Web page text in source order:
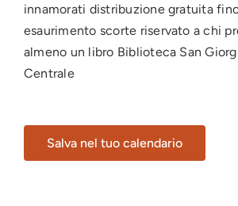
innamorati distribuzione gratuita
esaurimento scorte riservato a chi
almeno un libro Biblioteca San
Centrale
Salva nel tuo calendario